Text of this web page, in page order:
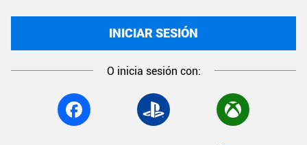
INICIAR SESIÓN
O inicia sesión con: